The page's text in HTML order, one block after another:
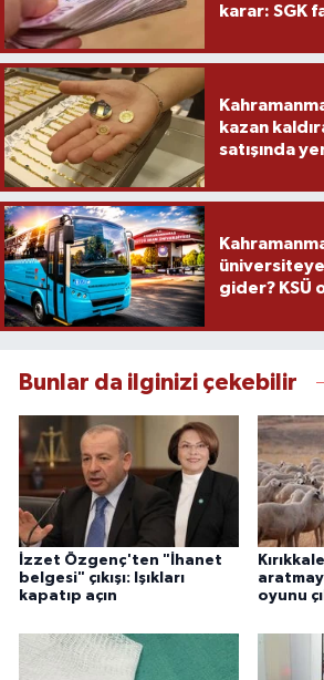
karar: SGK
kazan
satışında
gider? KSÜ
Bunlar da ilginizi çekebilir
İzzet Özgenç'ten "İhanet
belgesi" çıkışı: Işıkları
kapatıp açın
oyunu